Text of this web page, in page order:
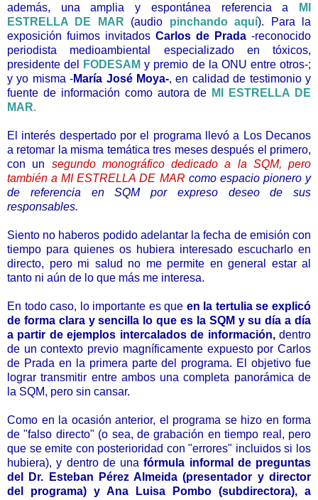
además, una amplia y espontánea referencia a
MI
ESTRELLA DE MAR
(audio pinchando aquí). Para la
exposición fuimos invitados Carlos de Prada -reconocido
periodista medioambiental especializado en tóxicos,
presidente del
FODESAM y premio de la ONU entre otros-;
y yo misma -María José Moya-, en calidad de testimonio y
fuente de información como autora de MI ESTRELLA DE
MAR.
El interés despertado por el programa llevó a Los Decanos
a retomar la misma temática tres meses después el primero,
con un
segundo monográfico dedicado a la SQM, pero
también aMI ESTRELLA DE MAR como espacio pionero y
de referencia en SQM por expreso deseo de sus
responsables.
Siento no haberos podido adelantar la fecha de emisión con
tiempo para quienes os hubiera interesado escucharlo en
directo, pero mi salud no me permite en general estar al
tanto ni aún de lo que más me interesa.
En todo caso, lo importante es que en la tertulia se explicó
de forma clara y sencilla lo que es la SQM y su día a día
a partir de ejemplos intercalados de información,dentro
de un contexto previo magníficamente expuesto por Carlos
de Prada en la primera parte del programa. El objetivo fue
lograr transmitir entre ambos una completa panorámica de
la SQM, pero sin cansar.
Como en la ocasión anterior, el programa se hizo en forma
de "falso directo" (o sea, de grabación en tiempo real, pero
que se emite con posterioridad con "errores" incluidos si los
hubiera), y dentro de unafórmula informal de preguntas
del
Dr. Esteban Pérez Almeida (presentador y director
del programa) y Ana Luisa Pombo (subdirectora), a